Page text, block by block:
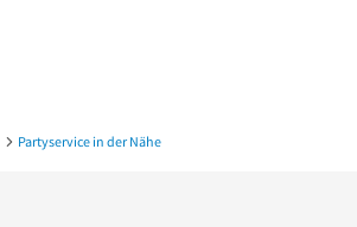
Partyservice in der Nähe